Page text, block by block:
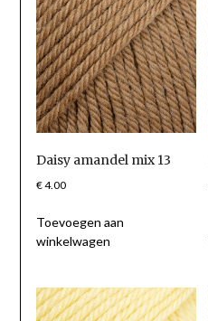
Daisy amandel mix 13
€4.00
Toevoegen aan
winkelwagen